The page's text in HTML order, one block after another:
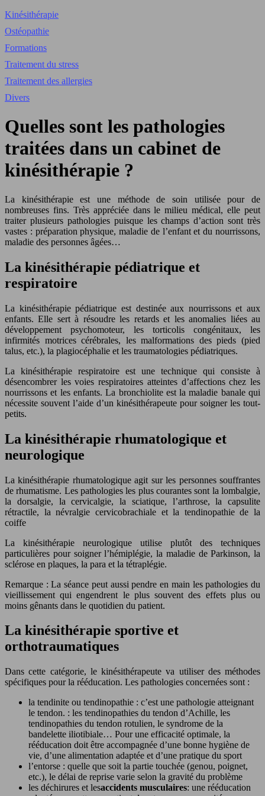
Kinésithérapie
Ostéopathie
Formations
Traitement du stress
Traitement des allergies
Divers
Quelles sont les pathologies
traitées dans un cabinet de
kinésithérapie ?
La kinésithérapie est une méthode de soin utilisée pour de
nombreuses fins. Très appréciée dans le milieu médical, elle peut
traiter plusieurs pathologies puisque les champs d’action sont très
vastes : préparation physique, maladie de l’enfant et du nourrissons,
maladie des personnes âgées…
La kinésithérapie pédiatrique et
respiratoire
La kinésithérapie pédiatrique est destinée aux nourrissons et aux
enfants. Elle sert à résoudre les retards et les anomalies liées au
développement psychomoteur, les torticolis congénitaux, les
infirmités motrices cérébrales, les malformations des pieds (pied
talus, etc.), la plagiocéphalie et les traumatologies pédiatriques.
La kinésithérapie respiratoire est une technique qui consiste à
désencombrer les voies respiratoires atteintes d’affections chez les
nourrissons et les enfants. La bronchiolite est la maladie banale qui
nécessite souvent l’aide d’un kinésithérapeute pour soigner les tout-
petits.
La kinésithérapie rhumatologique et
neurologique
La kinésithérapie rhumatologique agit sur les personnes souffrantes
de rhumatisme. Les pathologies les plus courantes sont la lombalgie,
la dorsalgie, la cervicalgie, la sciatique, l’arthrose, la capsulite
rétractile, la névralgie cervicobrachiale et la tendinopathie de la
coiffe
La kinésithérapie neurologique utilise plutôt des techniques
particulières pour soigner l’hémiplégie, la maladie de Parkinson, la
sclérose en plaques, la para et la tétraplégie.
Remarque : La séance peut aussi pendre en main les pathologies du
vieillissement qui engendrent le plus souvent des effets plus ou
moins gênants dans le quotidien du patient.
La kinésithérapie sportive et
orthotraumatiques
Dans cette catégorie, le kinésithérapeute va utiliser des méthodes
spécifiques pour la rééducation. Les pathologies concernées sont :
la tendinite ou tendinopathie : c’est une pathologie atteignant
le tendon. : les tendinopathies du tendon d’Achille, les
tendinopathies du tendon rotulien, le syndrome de la
bandelette iliotibiale… Pour une efficacité optimale, la
rééducation doit être accompagnée d’une bonne hygiène de
vie, d’une alimentation adaptée et d’une pratique du sport
l’entorse : quelle que soit la partie touchée (genou, poignet,
etc.), le délai de reprise varie selon la gravité du problème
les déchirures et lesaccidents musculaires: une rééducation